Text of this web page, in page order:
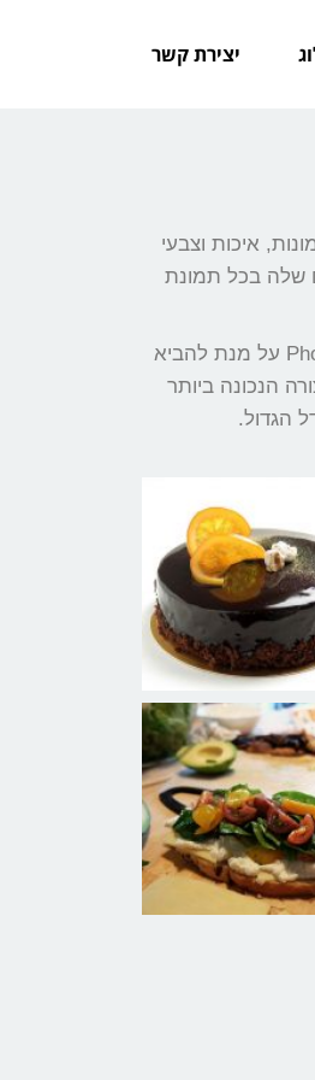
יצירת קשר
איכות וצבעי
שלה בכל תמונת
בנוסף, ניתן להשתמש בשירותי סטיילינג המזון של PhotoBlog על מנת להביא
הנכונה ביותר
הגדול.